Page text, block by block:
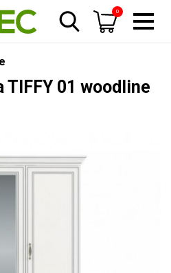
0
TIFFY 01 woodline